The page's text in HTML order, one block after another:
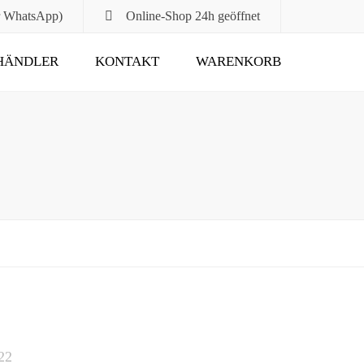
WhatsApp) Online-Shop 24h geöffnet
Submit
KONTAKT WARENKORB